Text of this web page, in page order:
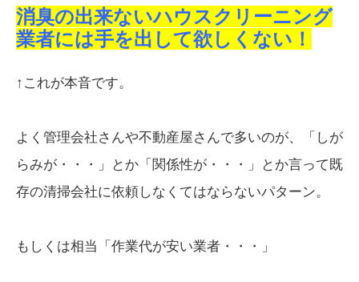
消臭の出来ないハウスクリーニング
業者には手を出して欲しくない！
↑これが本音です。
よく管理会社さんや不動産屋さんで多いのが、「しが
らみが・・・」とか「関係性が・・・」とか言って既
存の清掃会社に依頼しなくてはならないパターン。
もしくは相当「作業代が安い業者・・・」